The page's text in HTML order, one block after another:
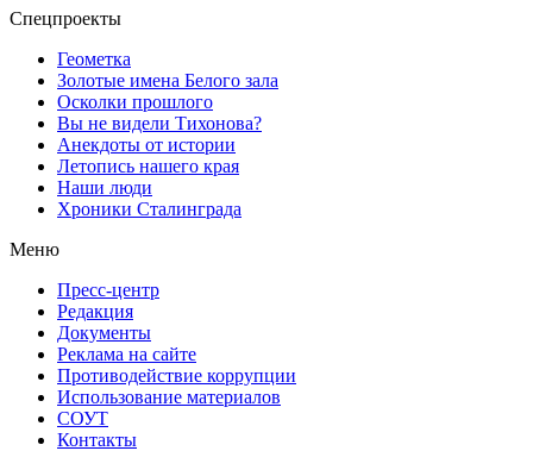
Спецпроекты
Геометка
Золотые имена Белого зала
Осколки прошлого
Вы не видели Тихонова?
Анекдоты от истории
Летопись нашего края
Наши люди
Хроники Сталинграда
Меню
Пресс-центр
Редакция
Документы
Реклама на сайте
Противодействие коррупции
Использование материалов
СОУТ
Контакты